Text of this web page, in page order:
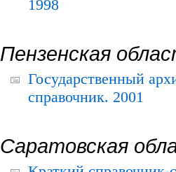
1998
Пензенская
Государственный
справочник. 2001
Саратовская